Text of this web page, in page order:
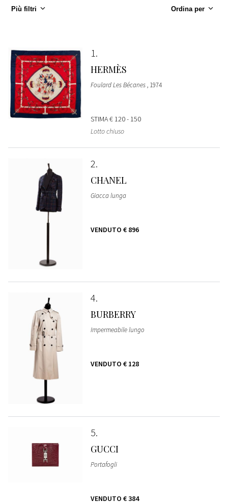
Più filtri Ordina per
1
HERMÈS
Foulard Les Bécanes, 1974
STIMA€ 120 - 150
Lotto chiuso
2
CHANEL
Giacca lunga
VENDUTO € 896
4
BURBERRY
Impermeabile lungo
VENDUTO € 128
5
GUCCI
Portafogli
VENDUTO € 384